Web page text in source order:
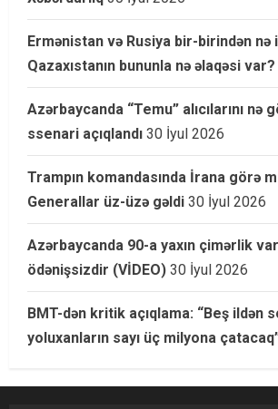
Ermənistan və Rusiya bir-birindən nə
Qazaxıstanın bununla nə əlaqəsi var?
Azərbaycanda “Temu” alıcılarını nə
ssenari açıqlandı 30 İyul 2026
Trampın komandasında İrana görə
Generallar üz-üzə gəldi 30 İyul 2026
Azərbaycanda 90-a yaxın çimərlik
ödənişsizdir (VİDEO) 30 İyul 2026
BMT-dən kritik açıqlama: “Beş ildən
yoluxanların sayı üç milyona